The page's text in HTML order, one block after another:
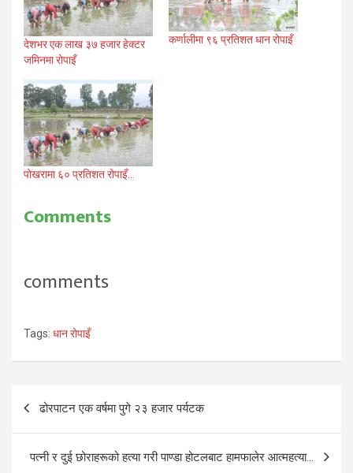
देशभर एक लाख ३७ हजार हेक्टर
जमिनमा रोपाइँ
कर्णालीमा ९६ प्रतिशत धान रोपाइँ
पोखरामा ६० प्रतिशत रोपाइँ…
Comments
comments
Tags: धान रोपाइँ
Post
navigation
ढोरपाटन एक वर्षमा पुगे २३ हजार पर्यटक
पत्नी र दुई छोराहरूको हत्या गरी पाण्डा होटलबाट हामफालेर आत्महत्या…